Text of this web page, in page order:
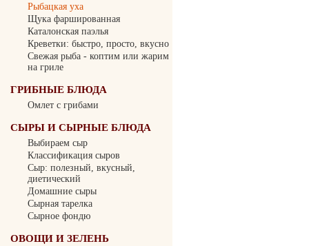
Рыбацкая уха
Щука фаршированная
Каталонская паэлья
Креветки: быстро, просто, вкусно
Свежая рыба - коптим или жарим
на гриле
ГРИБНЫЕ БЛЮДА
Омлет с грибами
СЫРЫ И СЫРНЫЕ БЛЮДА
Выбираем сыр
Классификация сыров
Сыр: полезный, вкусный,
диетический
Домашние сыры
Сырная тарелка
Сырное фондю
ОВОЩИ И ЗЕЛЕНЬ